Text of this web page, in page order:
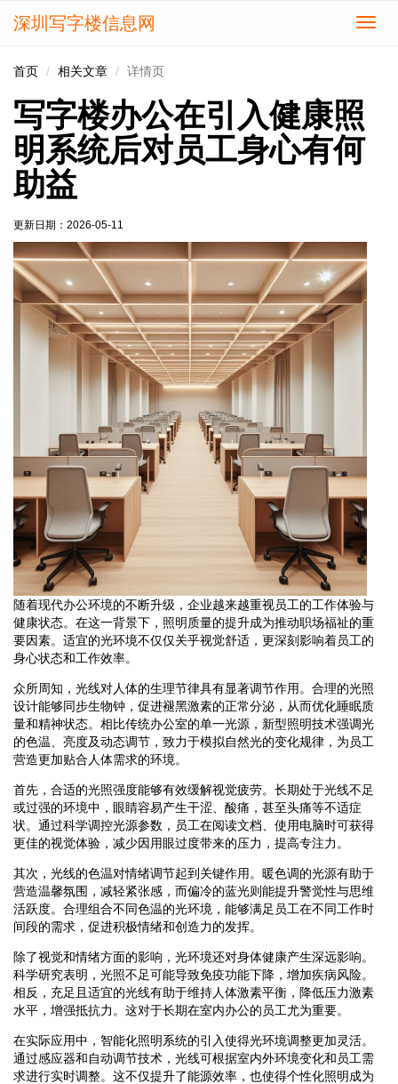
切
深圳写字楼信息网
首页 相关文章 详情页
写字楼办公在引入健康照
明系统后对员工身心有何
助益
更新日期： 2026-05-11
随着现代办公环境的不断升级，企业越来越重视员工的工作体验与
健康状态。在这一背景下，照明质量的提升成为推动职场福祉的重
要因素。适宜的光环境不仅仅关乎视觉舒适，更深刻影响着员工的
身心状态和工作效率。
众所周知，光线对人体的生理节律具有显著调节作用。合理的光照
设计能够同步生物钟，促进褪黑激素的正常分泌，从而优化睡眠质
量和精神状态。相比传统办公室的单一光源，新型照明技术强调光
的色温、亮度及动态调节，致力于模拟自然光的变化规律，为员工
营造更加贴合人体需求的环境。
首先，合适的光照强度能够有效缓解视觉疲劳。长期处于光线不足
或过强的环境中，眼睛容易产生干涩、酸痛，甚至头痛等不适症
状。通过科学调控光源参数，员工在阅读文档、使用电脑时可获得
更佳的视觉体验，减少因用眼过度带来的压力，提高专注力。
其次，光线的色温对情绪调节起到关键作用。暖色调的光源有助于
营造温馨氛围，减轻紧张感，而偏冷的蓝光则能提升警觉性与思维
活跃度。合理组合不同色温的光环境，能够满足员工在不同工作时
间段的需求，促进积极情绪和创造力的发挥。
除了视觉和情绪方面的影响，光环境还对身体健康产生深远影响。
科学研究表明，光照不足可能导致免疫功能下降，增加疾病风险。
相反，充足且适宜的光线有助于维持人体激素平衡，降低压力激素
水平，增强抵抗力。这对于长期在室内办公的员工尤为重要。
在实际应用中，智能化照明系统的引入使得光环境调整更加灵活。
通过感应器和自动调节技术，光线可根据室内外环境变化和员工需
求进行实时调整。这不仅提升了能源效率，也使得个性化照明成为